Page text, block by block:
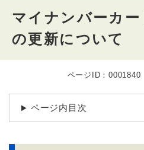
マイナンバーカ
の更新について
文
ページID：0001840
ページ内目次